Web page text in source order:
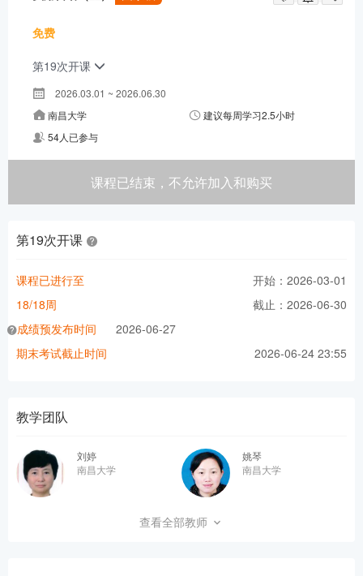
免费
第19次开课
2026.03.01 ~ 2026.06.30
南昌大学
建议每周学习2.5小时
54人已参与
课程已结束，不允许加入和购买
第19次开课
开始：2026-03-01
截止：2026-06-30
课程已进行至
18/18周
成绩预发布时间
2026-06-27
期末考试截止时间
2026-06-24 23:55
教学团队
刘婷
南昌大学
姚琴
南昌大学
查看全部教师